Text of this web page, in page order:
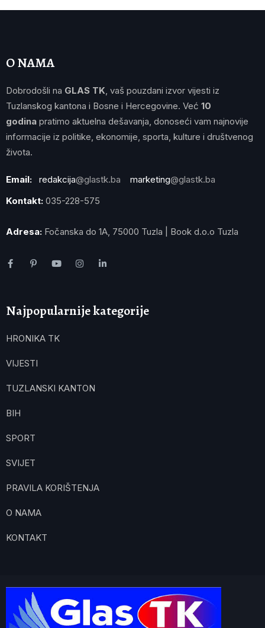
O NAMA
Dobrodošli na GLAS TK , vaš pouzdani izvor vijesti iz
Tuzlanskog kantona i Bosne i Hercegovine. Već 10
godina pratimo aktuelna dešavanja, donoseći vam najnovije
informacije iz politike, ekonomije, sporta, kulture i društvenog
života.
Email: redakcija@glastk.ba marketing@glastk.ba
Kontakt: 035-228-575
Adresa: Fočanska do 1A, 75000 Tuzla | Book d.o.o Tuzla
Najpopularnije kategorije
HRONIKA TK
VIJESTI
TUZLANSKI KANTON
BIH
SPORT
SVIJET
PRAVILA KORIŠTENJA
O NAMA
KONTAKT